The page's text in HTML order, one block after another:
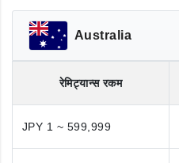
Australia
रेमिट्यान्स रकम
JPY 1 ~ 599,999